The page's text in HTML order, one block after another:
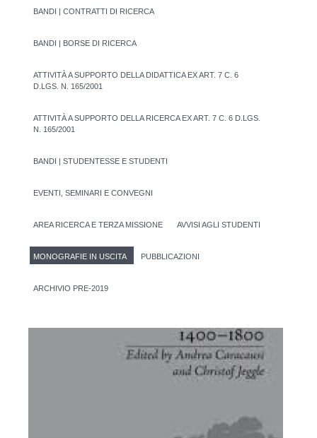
BANDI | CONTRATTI DI RICERCA
BANDI | BORSE DI RICERCA
ATTIVITÀ A SUPPORTO DELLA DIDATTICA EX ART. 7 C. 6
D.LGS. N. 165/2001
ATTIVITÀ A SUPPORTO DELLA RICERCA EX ART. 7 C. 6 D.LGS.
N. 165/2001
BANDI | STUDENTESSE E STUDENTI
EVENTI, SEMINARI E CONVEGNI
AREA RICERCA E TERZA MISSIONE AVVISI AGLI STUDENTI
MONOGRAFIE IN USCITA PUBBLICAZIONI
ARCHIVIO PRE-2019